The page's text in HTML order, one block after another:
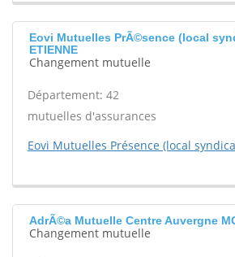
Eovi Mutuelles PrÃ©sence (local
ETIENNE
Changement mutuelle
Département: 42
mutuelles d'assurances
Eovi Mutuelles Présence (local
AdrÃ©a Mutuelle Centre Auvergne
Changement mutuelle